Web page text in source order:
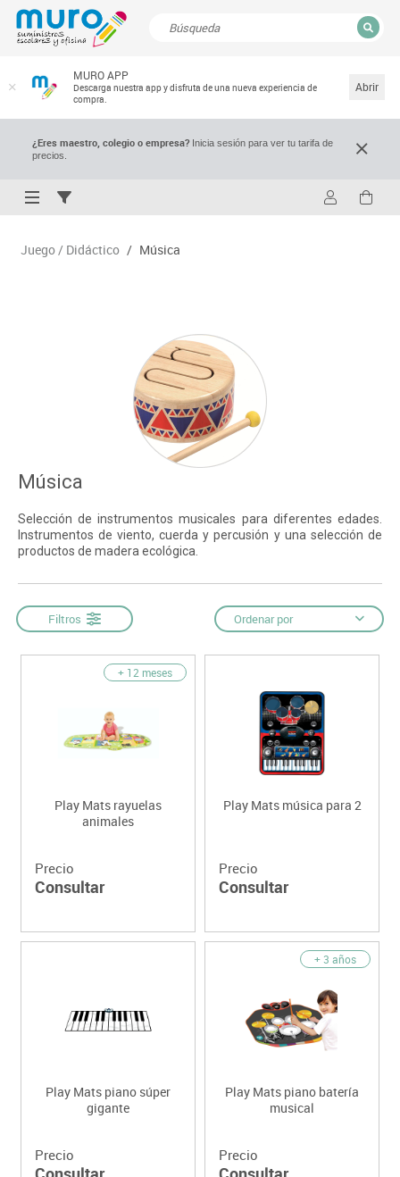
MURO APP
Descarga nuestra app y disfruta de una nueva experiencia de
compra.
Abrir
¿Eres maestro, colegio o empresa?Inicia sesión para ver tu tarifa de
precios.
Juego / Didáctico / Música
Música
Selección de instrumentos musicales para diferentes edades.
Instrumentos de viento, cuerda y percusión y una selección de
productos de madera ecológica.
Filtros Ordenar por
+ 12 meses
Play Mats rayuelas
animales
Precio
Consultar
Play Mats música para 2
Precio
Consultar
Play Mats piano súper
gigante
Precio
+ 3 años
Play Mats piano batería
musical
Precio